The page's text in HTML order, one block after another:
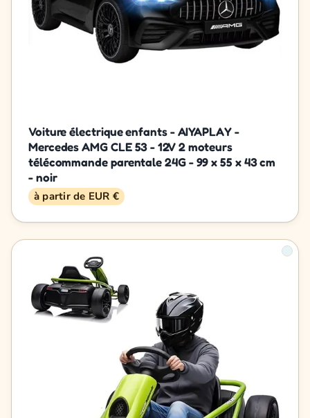
Voiture électrique enfants - AIYAPLAY -
Mercedes AMG CLE 53 - 12V 2 moteurs
télécommande parentale 24G - 99 x 55 x 43 cm
- noir
à partir de EUR €